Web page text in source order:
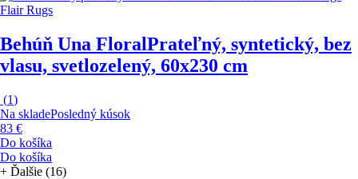
Flair Rugs
Behúň Una FloralPrateľný, syntetický, bez
vlasu, svetlozelený, 60x230 cm
(1)
Na skladePosledný kúsok
83 €
Do košíka
Do košíka
+ Ďalšie (16)